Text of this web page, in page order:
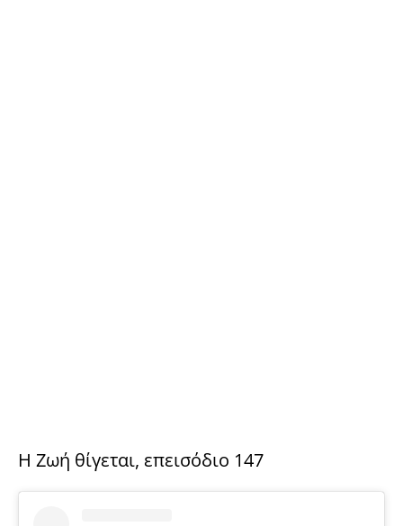
Η Ζωή θίγεται, επεισόδιο 147